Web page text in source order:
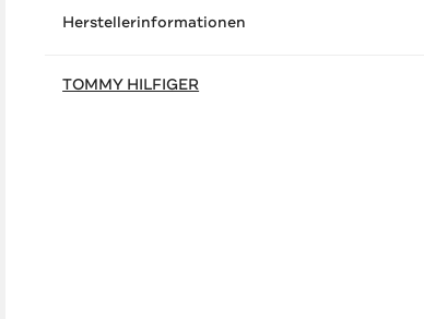
Herstellerinformationen
TOMMY HILFIGER